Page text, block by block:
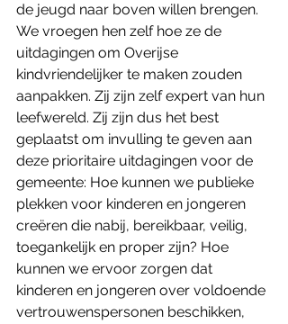
de jeugd naar boven willen brengen.
We vroegen hen zelf hoe ze de
uitdagingen om Overijse
kindvriendelijker te maken zouden
aanpakken. Zij zijn zelf expert van hun
leefwereld. Zij zijn dus het best
geplaatst om invulling te geven aan
deze prioritaire uitdagingen voor de
gemeente: Hoe kunnen we publieke
plekken voor kinderen en jongeren
creëren die nabij, bereikbaar, veilig,
toegankelijk en proper zijn? Hoe
kunnen we ervoor zorgen dat
kinderen en jongeren over voldoende
vertrouwenspersonen beschikken,